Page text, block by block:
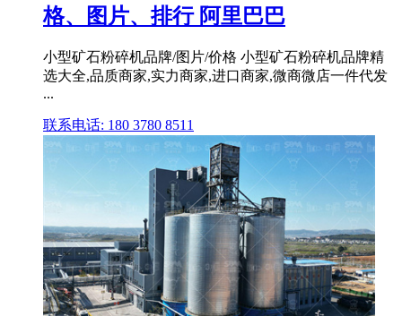
格、图片、排行 阿里巴巴
小型矿石粉碎机品牌/图片/价格 小型矿石粉碎机品牌精
选大全,品质商家,实力商家,进口商家,微商微店一件代发
...
联系电话: 180 3780 8511